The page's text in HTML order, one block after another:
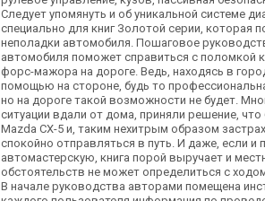
Следует упомянуть и об уникальной системе
специально для книг Золотой серии, которая
неполадки автомобиля. Пошаговое
автомобиля поможет справиться с поломкой
форс-мажора на дороге. Ведь, находясь в
помощью на стороне, будь то
но на дороге такой возможности не будет.
ситуации вдали от дома, приняли решение,
Mazda CX-5 и, таким нехитрым образом
спокойно отправляться в путь. И даже, если
автомастерскую, книга порой выручает и
обстоятельств не может определиться с
В начале руководства авторами помещена